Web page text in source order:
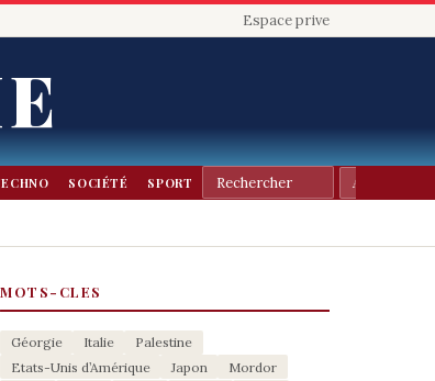
Espace prive
SOCIÉTÉ SPORT
MOTS-CLES
Géorgie Italie
Palestine
Etats-Unis d’Amérique
Japon
Mordor